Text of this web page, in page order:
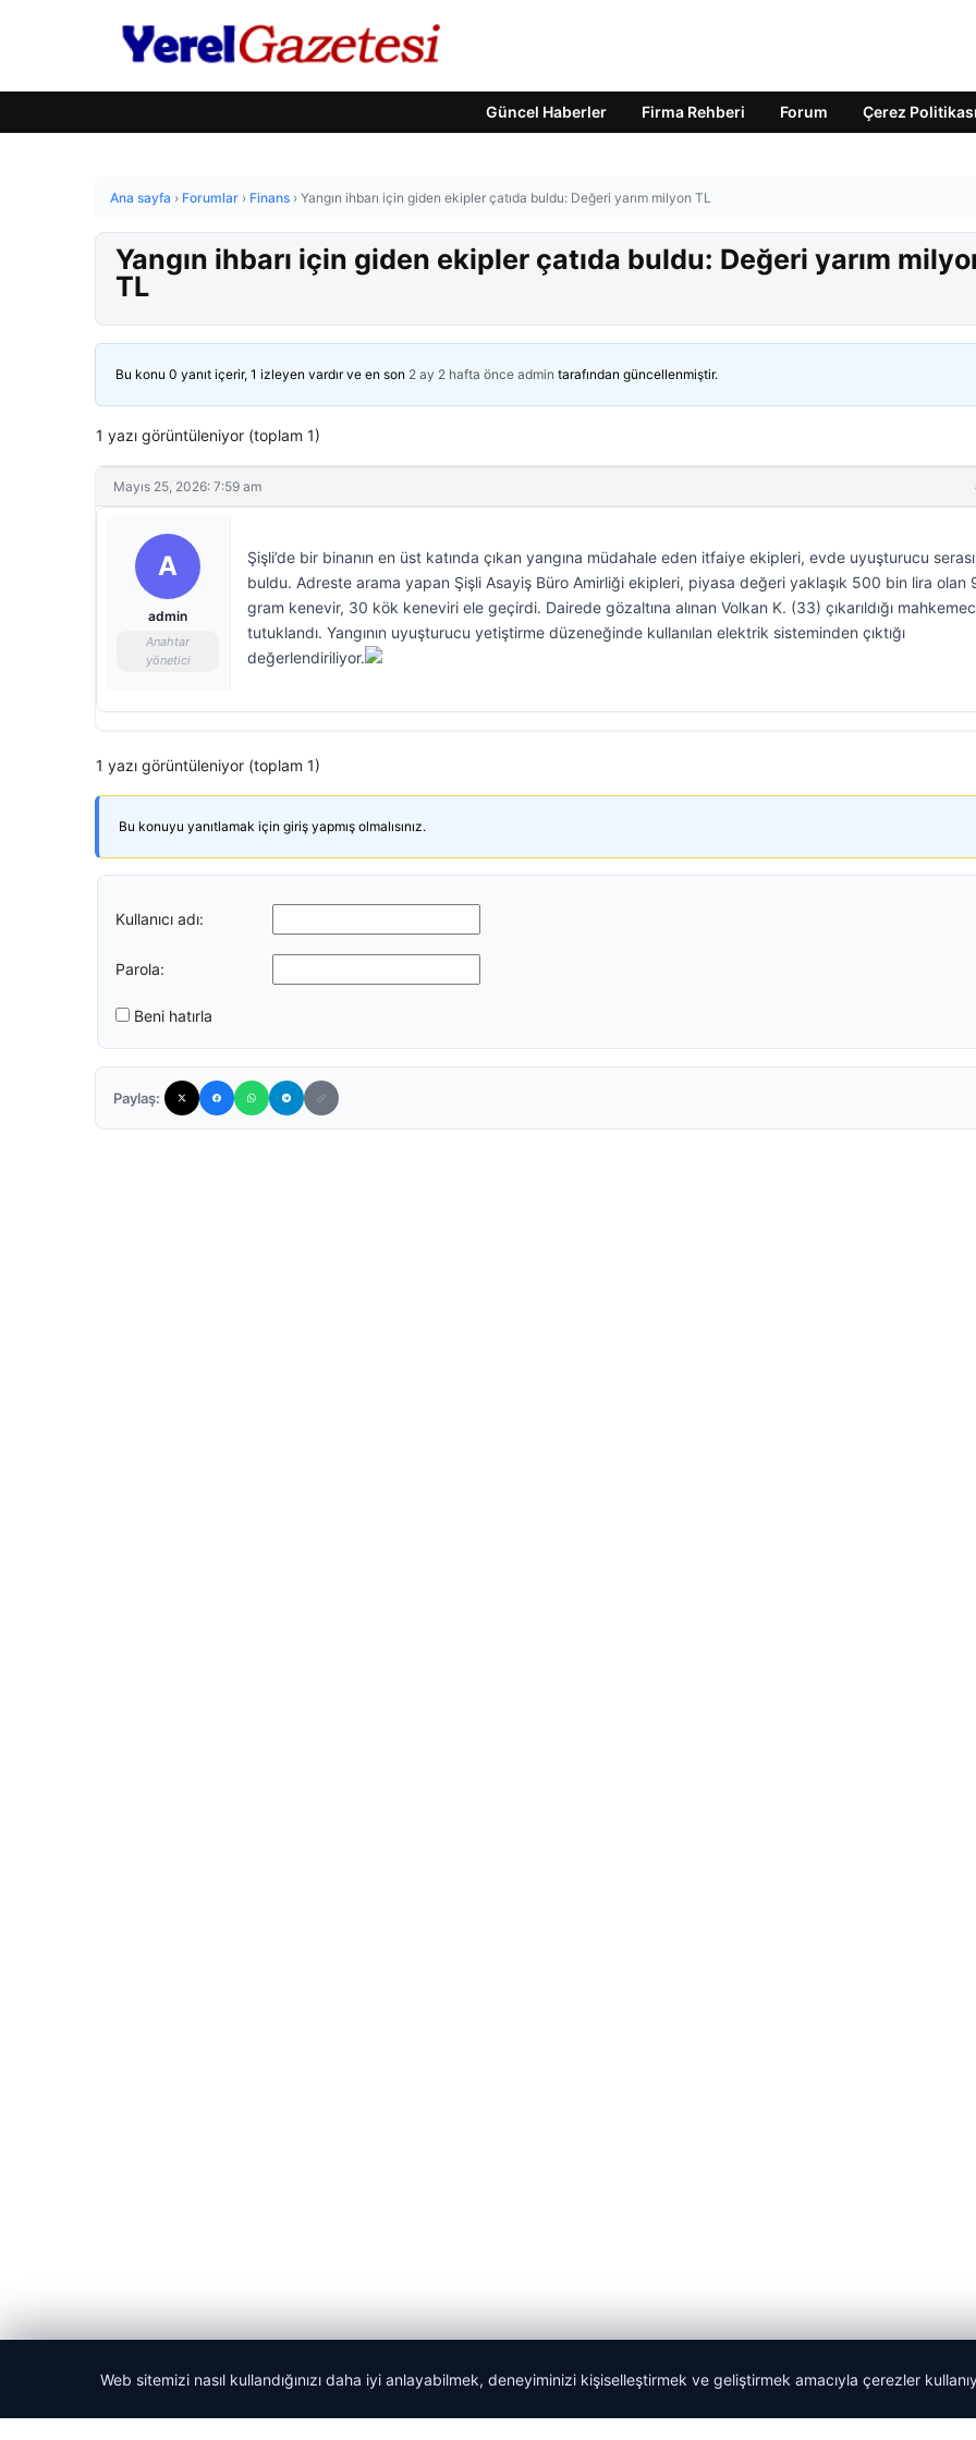
Güncel Haberler Firma Rehberi Forum Çerez Politikası
Ana sayfa › Forumlar › Finans › Yangın ihbarı için giden ekipler çatıda buldu: Değeri yarım milyon TL
Yangın ihbarı için giden ekipler çatıda buldu: Değeri yarım
TL
Bu konu 0 yanıt içerir, 1 izleyen vardır ve en son 2 ay 2 hafta önce admin tarafından güncellenmiştir.
1 yazı görüntüleniyor (toplam 1)
Mayıs 25, 2026: 7:59 am
A
admin
Anahtar
yönetici
Şişli’de bir binanın en üst katında çıkan yangına müdahale eden itfaiye ekipleri, evde uyuşturucu serası
buldu. Adreste arama yapan Şişli Asayiş Büro Amirliği ekipleri, piyasa değeri yaklaşık 500 bin lira olan
gram kenevir, 30 kök keneviri ele geçirdi. Dairede gözaltına alınan Volkan K. (33) çıkarıldığı
tutuklandı. Yangının uyuşturucu yetiştirme düzeneğinde kullanılan elektrik sisteminden çıktığı
değerlendiriliyor.
1 yazı görüntüleniyor (toplam 1)
Bu konuyu yanıtlamak için giriş yapmış olmalısınız.
Kullanıcı adı:
Parola:
Beni hatırla
Paylaş:
© 2026 Yerel Gazetesi
Web sitemizi nasıl kullandığınızı daha iyi anlayabilmek, deneyiminizi kişiselleştirmek ve geliştirmek amacıyla çerezler